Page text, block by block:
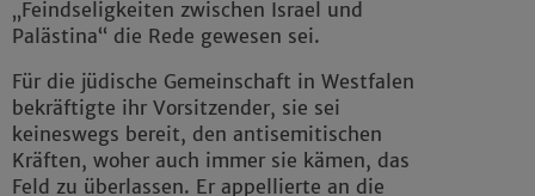
„Feindseligkeiten zwischen Israel und
Palästina“ die Rede gewesen sei.
Für die jüdische Gemeinschaft in Westfalen
bekräftigte ihr Vorsitzender, sie sei
keineswegs bereit, den antisemitischen
Kräften, woher auch immer sie kämen, das
Feld zu überlassen. Er appellierte an die